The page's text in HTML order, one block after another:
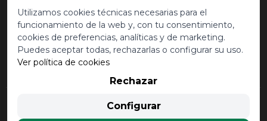
Aviso legal y condiciones de
uso
Política de Cookies
Mis pedidos
Lista de deseos
© 2026 Desguace Malvarrosa. Todos los derechos reservados |
Desarrollado por
Utilizamos cookies técnicas necesarias para el
funcionamiento de la web y, con tu consentimiento,
cookies de preferencias, analíticas y de marketing.
Puedes aceptar todas, rechazarlas o configurar su uso.
Ver política de cookies
Rechazar
Configurar